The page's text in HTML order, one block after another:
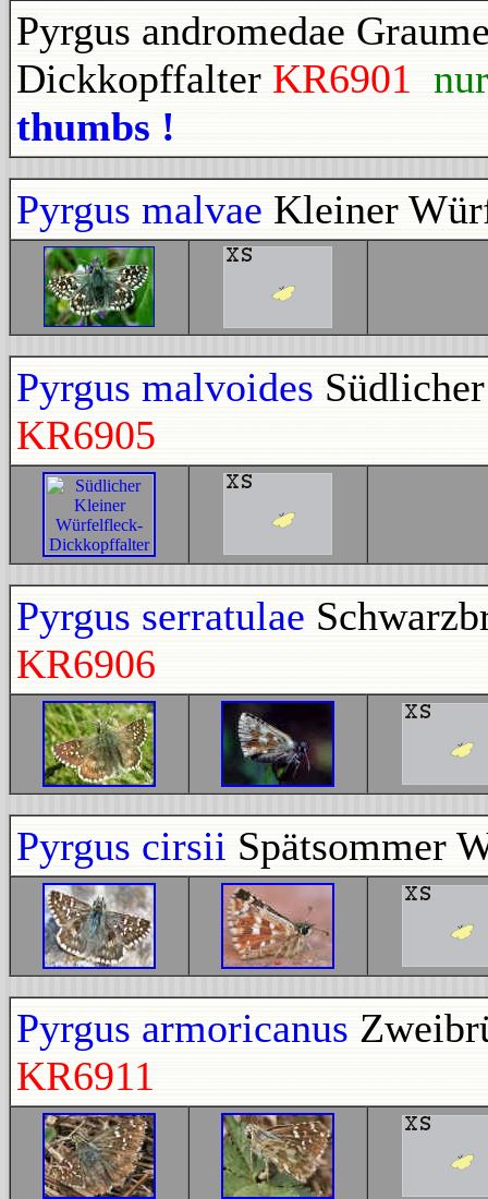
Pyrgus andromedae
Dickkopffalter KR6901
thumbs !
Pyrgus malvae Kleiner
Pyrgus malvoides
KR6905
Pyrgus serratulae
KR6906
Pyrgus cirsii Spätsommer
Pyrgus armoricanus
KR6911